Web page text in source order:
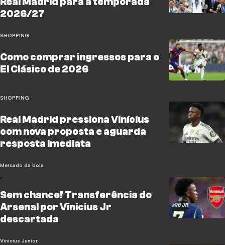
2026/27
SHOPPING
Como comprar ingressos para o
El Clásico de 2026
SHOPPING
Real Madrid pressiona Vinícius
com nova proposta e aguarda
resposta imediata
Mercado da bola
Sem chance! Transferência do
Arsenal por Vinicius Jr
descartada
Vinicius Junior